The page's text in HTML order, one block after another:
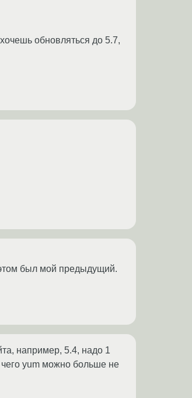
обновляться до 5.7,
этом был мой предыдущий.
например, 5.4, надо 1
yum можно больше не